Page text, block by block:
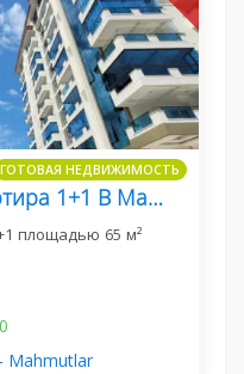
ГОТОВАЯ НЕДВИЖИМОСТЬ
Меблированная Квартира 1+1 В Mahmutlar, Yekta Trade Center
площадью 65 м²
Mahmutlar